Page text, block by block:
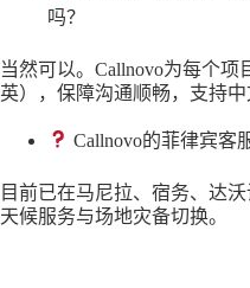
吗？
当然可以。Callnovo为每个
英），保障沟通顺畅，支持中
Callnovo的菲律宾客
目前已在马尼拉、宿务、达
天候服务与场地灾备切换。